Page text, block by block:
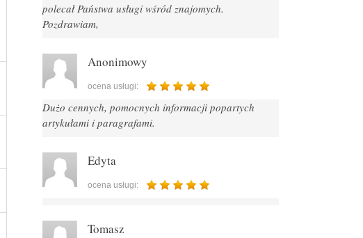
polecał Państwa usługi wśród znajomych.
Pozdrawiam,
Anonimowy
ocena usługi:
Dużo cennych, pomocnych informacji popartych
artykułami i paragrafami.
Edyta
ocena usługi:
Tomasz